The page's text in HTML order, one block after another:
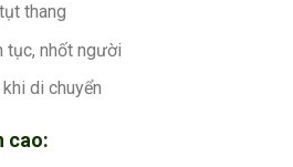
thang
tục, nhốt người
di chuyển
cao: